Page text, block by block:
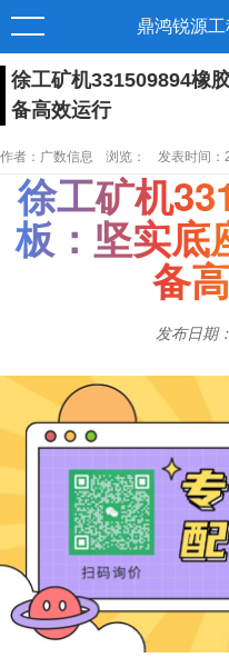
鼎鸿锐源
徐工矿机331509894橡
备高效运行
作者：广数信息 浏览： 发表时间
徐工矿机
板：坚实底
备
发布日期